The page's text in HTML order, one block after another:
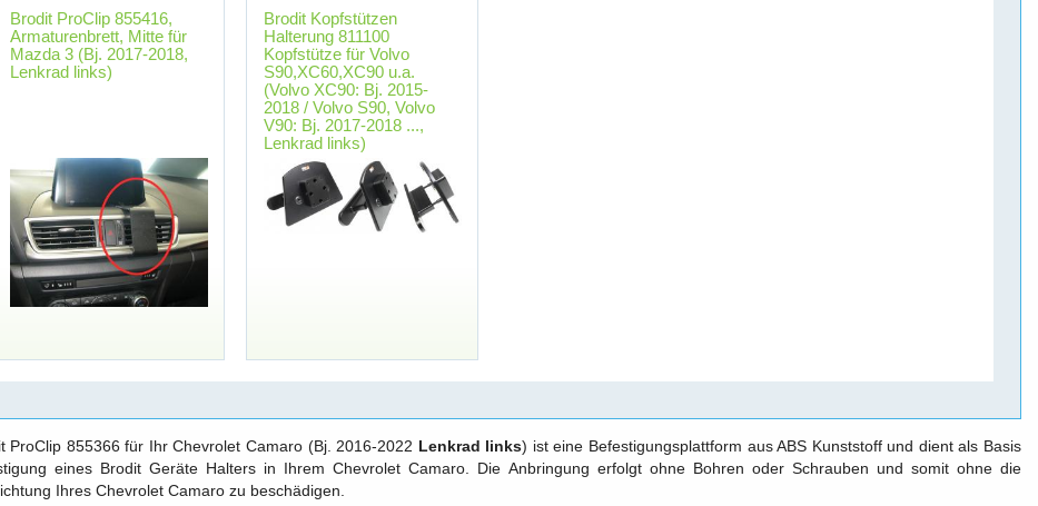
Brodit ProClip 855416,
Armaturenbrett, Mitte für
Mazda 3 (Bj. 2017-2018,
Lenkrad links)
Brodit Kopfstützen
Halterung 811100
Kopfstütze für Volvo
S90,XC60,XC90 u.a.
(Volvo XC90: Bj. 2015-
2018 / Volvo S90, Volvo
V90: Bj. 2017-2018 ...,
Lenkrad links)
ProClip 855366 für Ihr Chevrolet Camaro (Bj. 2016-2022 Lenkrad links) ist eine Befestigungsplattform aus ABS Kunststoff und dient als Basis
eines Brodit Geräte Halters in Ihrem Chevrolet Camaro. Die Anbringung erfolgt ohne Bohren oder Schrauben und somit ohne die
Ihres Chevrolet Camaro zu beschädigen.